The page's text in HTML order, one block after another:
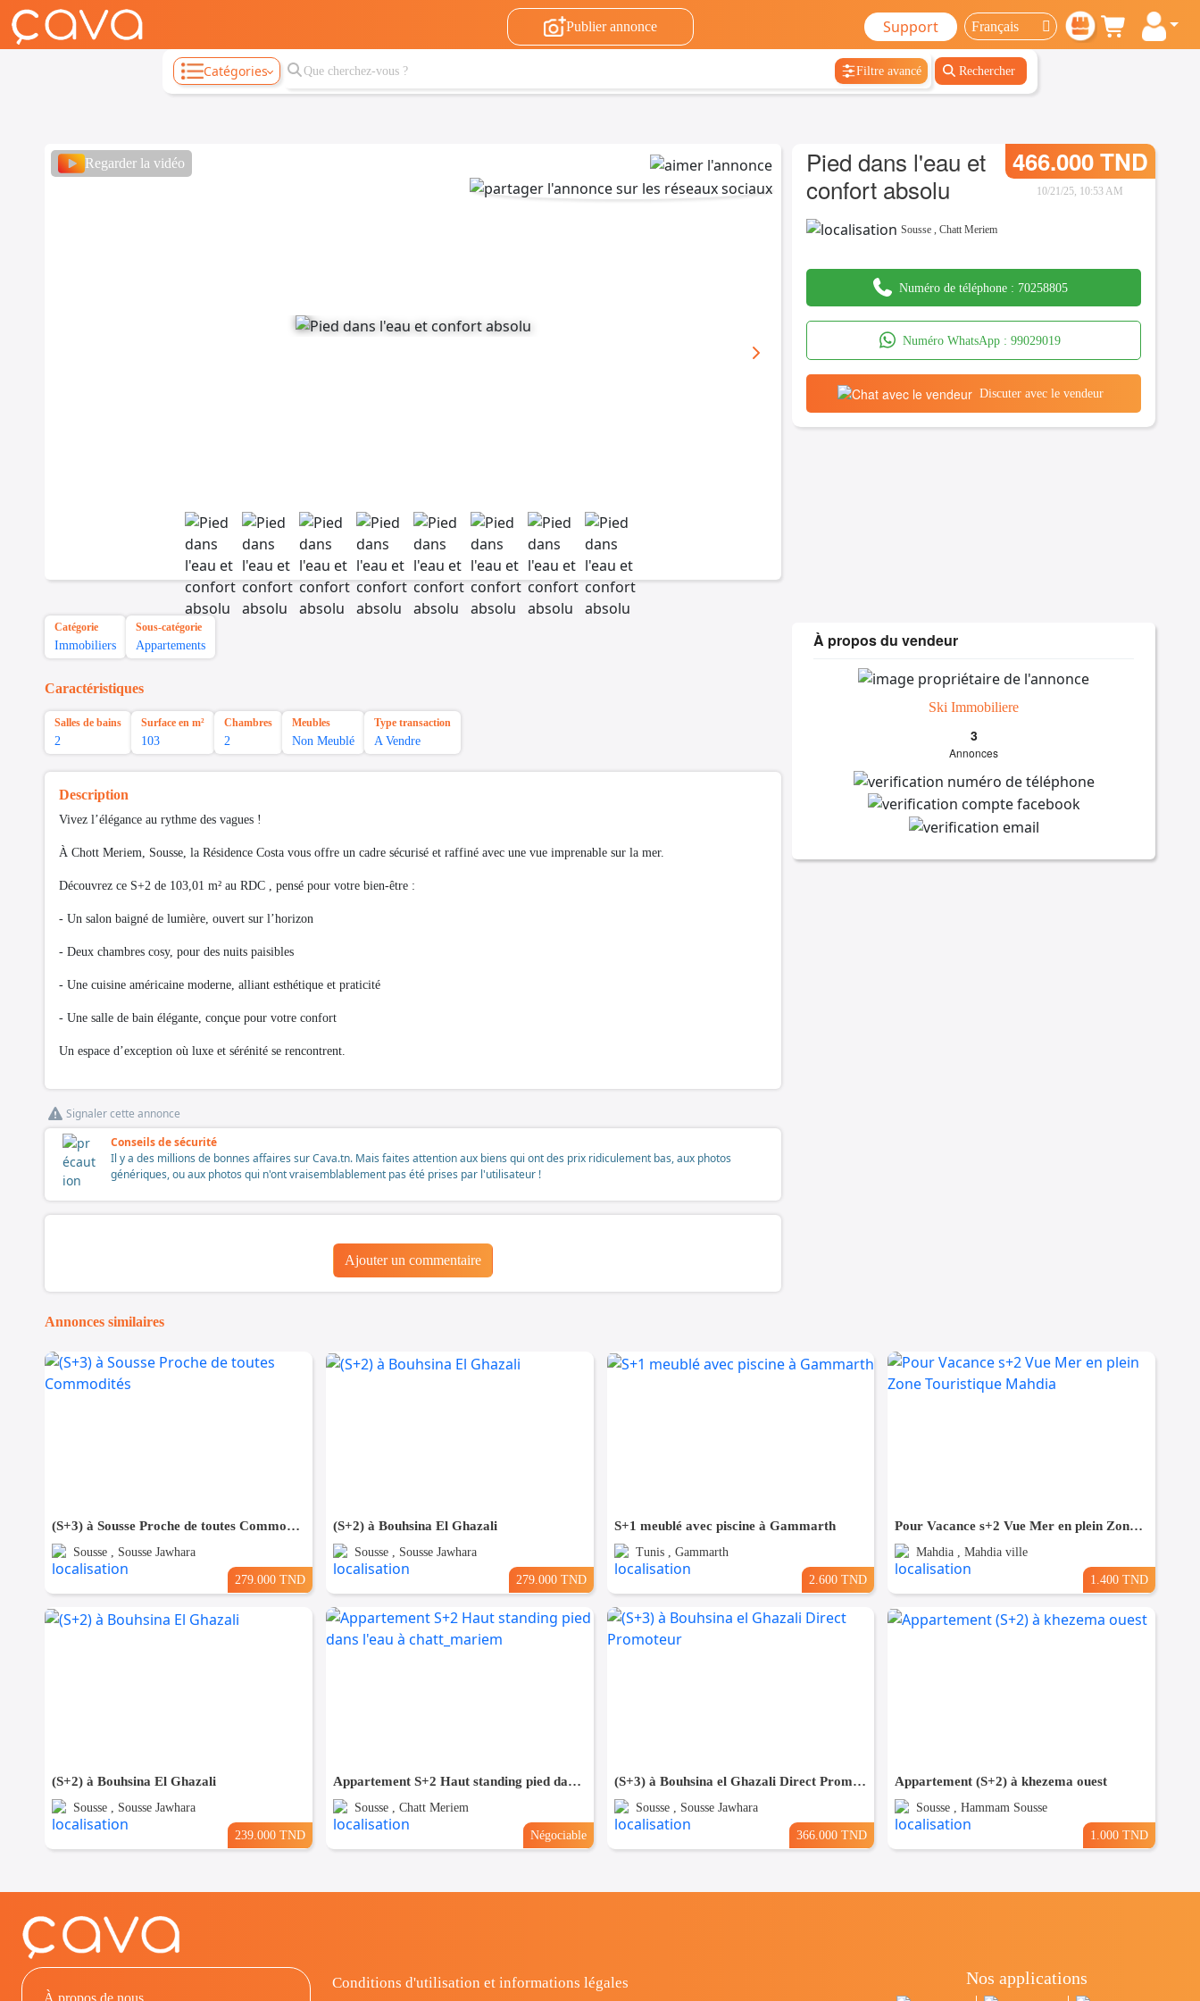
Publier annonce Support
Catégories Filtre avancé Rechercher
Regarder la vidéo
Pied dans l'eau et
confort absolu
466.000 TND
10/21/25, 10:53 AM
Sousse ,Chatt Meriem
Numéro de téléphone : 70258805
Numéro WhatsApp :99029019
Discuter avec le vendeur
Catégorie
Immobiliers
Sous-catégorie
Appartements
Caractéristiques
Salles de bains
2
Surface en m²
103
Chambres
2
Meubles
Non Meublé
Type transaction
A Vendre
Description
Vivez l’élégance au rythme des vagues !
À Chott Meriem, Sousse, la Résidence Costa vous offre un cadre sécurisé et raffiné avec une vue imprenable sur la mer.
Découvrez ce S+2 de 103,01 m² au RDC , pensé pour votre bien-être :
- Un salon baigné de lumière, ouvert sur l’horizon
- Deux chambres cosy, pour des nuits paisibles
- Une cuisine américaine moderne, alliant esthétique et praticité
- Une salle de bain élégante, conçue pour votre confort
Un espace d’exception où luxe et sérénité se rencontrent.
Signaler cette annonce
Conseils de sécurité
Il y a des millions de bonnes affaires sur Cava.tn. Mais faites attention aux biens qui ont des prix ridiculement bas, aux photos
génériques, ou aux photos qui n'ont vraisemblablement pas été prises par l'utilisateur !
Ajouter un commentaire
À propos du vendeur
Ski Immobiliere
3
Annonces
Annonces similaires
(S+3) à Sousse Proche de toutes Commodités
Sousse , Sousse Jawhara
279.000 TND
(S+2) à Bouhsina El Ghazali
Sousse , Sousse Jawhara
279.000 TND
S+1 meublé avec piscine à Gammarth
Tunis , Gammarth
2.600 TND
Pour Vacance s+2 Vue Mer en plein Zone Touristique Mahdia
Mahdia , Mahdia ville
1.400 TND
(S+2) à Bouhsina El Ghazali
Sousse , Sousse Jawhara
239.000 TND
Appartement S+2 Haut standing pied dans l'eau à chatt_mariem
Sousse , Chatt Meriem
Négociable
(S+3) à Bouhsina el Ghazali Direct Promoteur
Sousse , Sousse Jawhara
366.000 TND
Appartement (S+2) à khezema ouest
Sousse , Hammam Sousse
1.000 TND
Conditions d'utilisation et informations légales Nos applications